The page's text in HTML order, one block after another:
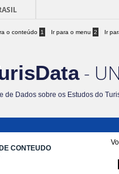
o conteúdo 1 Ir para o menu 2 Ir
-
de Dados sobre os Estudos do
CONTEUDO